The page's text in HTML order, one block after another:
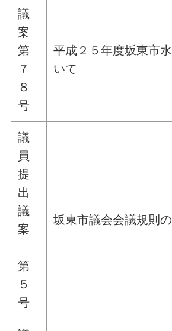
議
案
第
７
８
号
平成２５年度坂東市
いて
議
員
提
出
議
案
第
５
号
坂東市議会会議規則